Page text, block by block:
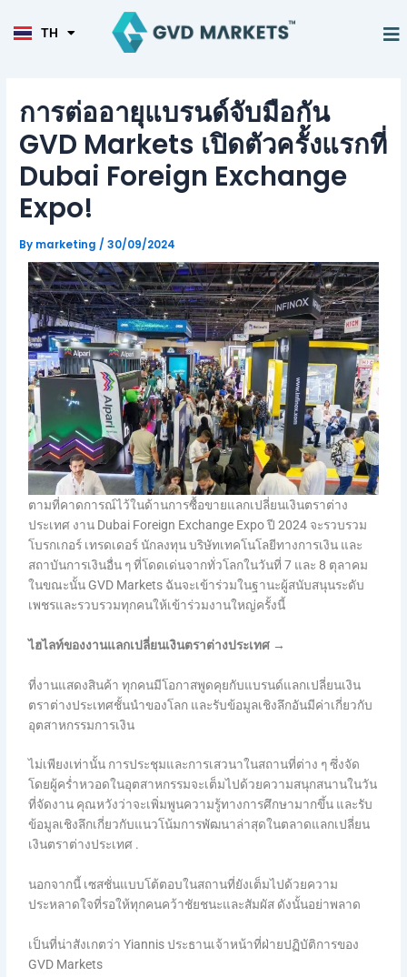
TH
HI
การต่ออายุแบรนด์จับมือกัน
GVD Markets เปิดตัวครั้งแรกที่
Dubai Foreign Exchange
Expo!
By marketing /30/09/2024
ตามที่คาดการณ์ไว้ในด้านการซื้อขายแลกเปลี่ยนเงินตราต่าง
ประเทศ งาน Dubai Foreign Exchange Expo ปี 2024 จะรวบรวม
โบรกเกอร์ เทรดเดอร์ นักลงทุน บริษัทเทคโนโลยีทางการเงิน และ
สถาบันการเงินอื่น ๆ ที่โดดเด่นจากทั่วโลกในวันที่ 7 และ 8 ตุลาคม
ในขณะนั้น GVD Markets ฉันจะเข้าร่วมในฐานะผู้สนับสนุนระดับ
เพชรและรวบรวมทุกคนให้เข้าร่วมงานใหญ่ครั้งนี้
ไฮไลท์ของงานแลกเปลี่ยนเงินตราต่างประเทศ →
ที่งานแสดงสินค้า ทุกคนมีโอกาสพูดคุยกับแบรนด์แลกเปลี่ยนเงิน
ตราต่างประเทศชั้นนำของโลก และรับข้อมูลเชิงลึกอันมีค่าเกี่ยวกับ
อุตสาหกรรมการเงิน
ไม่เพียงเท่านั้น การประชุมและการเสวนาในสถานที่ต่าง ๆ ซึ่งจัด
โดยผู้คร่ำหวอดในอุตสาหกรรมจะเต็มไปด้วยความสนุกสนานในวัน
ที่จัดงาน คุณหวังว่าจะเพิ่มพูนความรู้ทางการศึกษามากขึ้น และรับ
ข้อมูลเชิงลึกเกี่ยวกับแนวโน้มการพัฒนาล่าสุดในตลาดแลกเปลี่ยน
เงินตราต่างประเทศ .
นอกจากนี้ เซสชั่นแบบโต้ตอบในสถานที่ยังเต็มไปด้วยความ
ประหลาดใจที่รอให้ทุกคนคว้าชัยชนะและสัมผัส ดังนั้นอย่าพลาด
เป็นที่น่าสังเกตว่า Yiannis ประธานเจ้าหน้าที่ฝ่ายปฏิบัติการของ
GVD Markets
navigation